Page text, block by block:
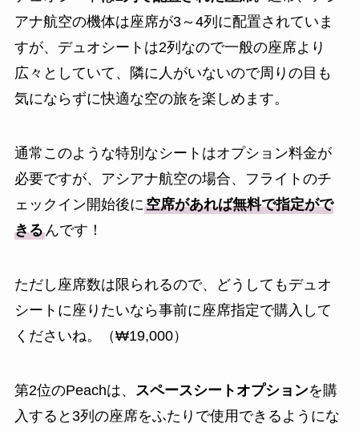
アナ航空の機体は座席が3～4列に配置されていま
すが、デュオシートは2列なので一般の座席より
広々としていて、隣に人がいないので周りの目も
気にならずに快適な空の旅を楽しめます。
通常このような特別なシートはオプション料金が
必要ですが、アシアナ航空の場合、フライトのチ
ェックイン開始後に空席があれば無料で指定がで
きるんです！
ただし座席数は限られるので、どうしてもデュオ
シートに座りたいなら事前に座席指定で購入して
くださいね。（₩19,000）
第2位のPeachは、 スペースシートオプションを購
入すると3列の座席をふたりで使用できるようにな